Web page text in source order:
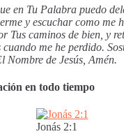
en Tu Palabra puedo
y escuchar como me
Tus caminos de bien, y
me he perdido.
Nombre de Jesús, Amén.
en todo tiempo
Jonás 2:1